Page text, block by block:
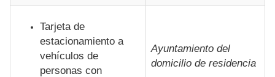
Tarjeta de
estacionamiento a
vehículos de
personas con
Ayuntamiento del
domicilio de residencia